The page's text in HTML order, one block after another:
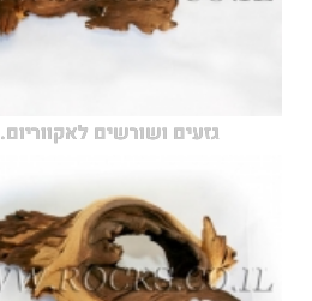
גזעים ושורשים לאקווריום.